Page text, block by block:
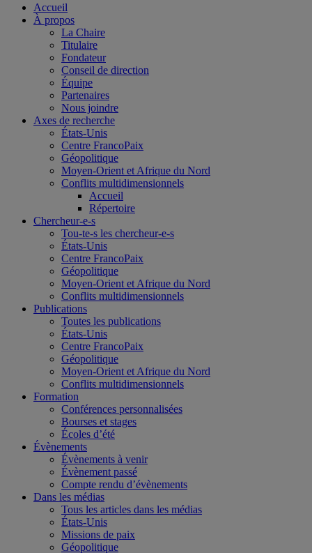
Accueil
À propos
La Chaire
Titulaire
Fondateur
Conseil de direction
Équipe
Partenaires
Nous joindre
Axes de recherche
États-Unis
Centre FrancoPaix
Géopolitique
Moyen-Orient et Afrique du Nord
Conflits multidimensionnels
Accueil
Répertoire
Chercheur-e-s
Tou-te-s les chercheur-e-s
États-Unis
Centre FrancoPaix
Géopolitique
Moyen-Orient et Afrique du Nord
Conflits multidimensionnels
Publications
Toutes les publications
États-Unis
Centre FrancoPaix
Géopolitique
Moyen-Orient et Afrique du Nord
Conflits multidimensionnels
Formation
Conférences personnalisées
Bourses et stages
Écoles d’été
Évènements
Évènements à venir
Évènement passé
Compte rendu d’évènements
Dans les médias
Tous les articles dans les médias
États-Unis
Missions de paix
Géopolitique